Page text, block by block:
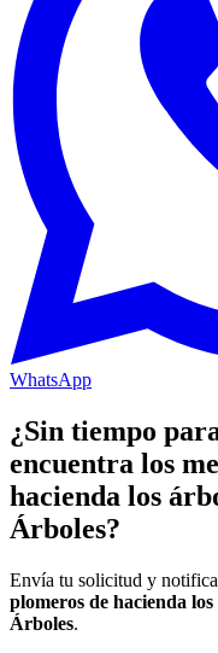
WhatsApp
¿Sin tiempo
encuentra los
hacienda los
Árboles?
Envía tu solicitud y
plomeros de hacienda
Árboles.